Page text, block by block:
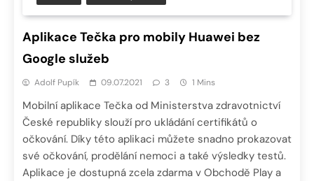
Aplikace Tečka pro mobily Huawei bez
Google služeb
Adolf Pupík 09.07.2021 3 1 Mins
Mobilní aplikace Tečka od Ministerstva zdravotnictví
České republiky slouží pro ukládání certifikátů o
očkování. Díky této aplikaci můžete snadno prokazovat
své očkování, prodělání nemoci a také výsledky testů.
Aplikace je dostupná zcela zdarma v Obchodě Play a